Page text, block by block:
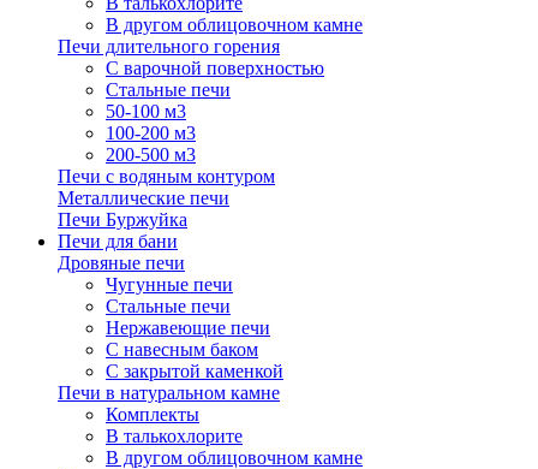
В другом облицовочном камне
Печи длительного горения
С варочной поверхностью
Стальные печи
50-100 м3
100-200 м3
200-500 м3
Печи с водяным контуром
Металлические печи
Печи Буржуйка
Печи для бани
Дровяные печи
Чугунные печи
Стальные печи
Нержавеющие печи
С навесным баком
С закрытой каменкой
Печи в натуральном камне
Комплекты
В талькохлорите
В другом облицовочном камне